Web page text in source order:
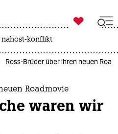
ich

taz zahl ich
nahost-konflikt
Ross-Brüder über ihren neuen
Roadmovie
waren wir